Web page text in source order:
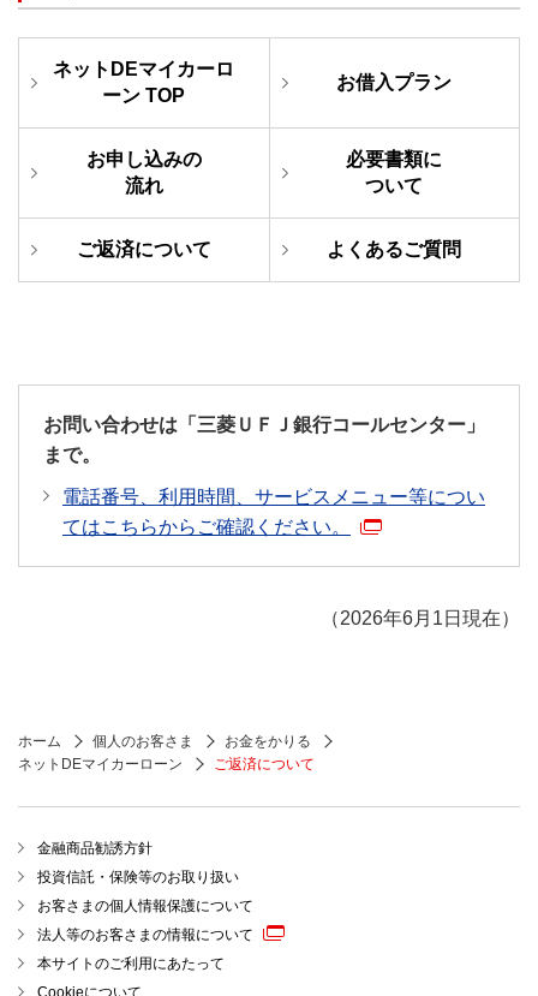
ネットDEマイカーロ
ーン TOP
お借入プラン
お申し込みの
流れ
必要書類に
ついて
ご返済について よくあるご質問
お問い合わせは「三菱ＵＦＪ銀行コールセンター」
まで。
電話番号、利用時間、サービスメニュー等につい
てはこちらからご確認ください。
（2026年6月1日現在）
ホーム 個人のお客さま
お金をかりる
ネットDEマイカーローン
ご返済について
金融商品勧誘方針
投資信託・保険等のお取り扱い
お客さまの個人情報保護について
法人等のお客さまの情報について
本サイトのご利用にあたって